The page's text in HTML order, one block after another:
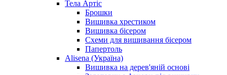
Тела Артіс
Брошки
Вишивка хрестиком
Вишивка бісером
Схеми для вишивання бісером
Папертоль
Alisena (Україна)
Вишивка на дерев'яній основі